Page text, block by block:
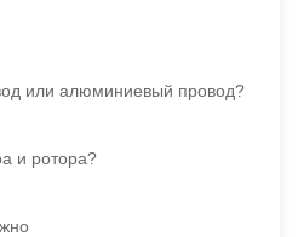
или алюминиевый провод?
и ротора?